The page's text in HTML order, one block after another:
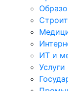
ИТ и
Услуги